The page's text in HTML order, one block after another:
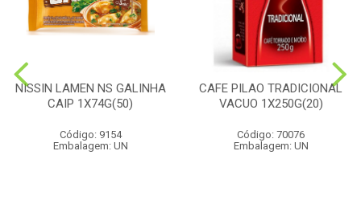
NISSIN LAMEN NS GALINHA
CAIP 1X74G(50)
Código: 9154
Embalagem: UN
CAFE PILAO TRADICIONAL
VACUO 1X250G(20)
Código: 70076
Embalagem: UN